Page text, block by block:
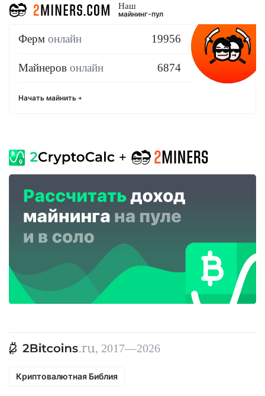
Наш
майнинг-пул
Ферм онлайн 19956
Майнеров онлайн 6874
Начать майнить
, 2017—2026
Криптовалютная Библия